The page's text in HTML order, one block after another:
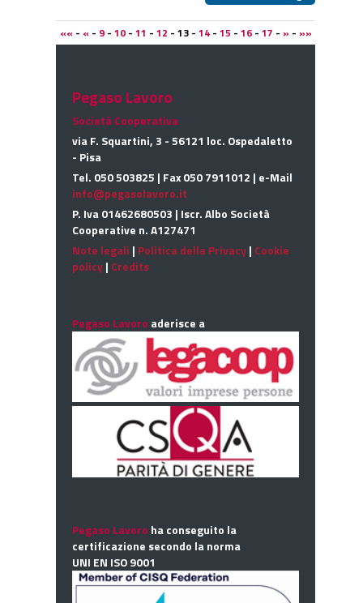
«« - « - 9- 10- 11 - 12 - 13- 14- 15 - 16- 17 - » - »»
Pegaso Lavoro
Società Cooperativa
via F. Squartini, 3 - 56121 loc. Ospedaletto
- Pisa
Tel. 050 503825 | Fax 050 7911012 | e-Mail
info@pegasolavoro.it
P. Iva 01462680503 | Iscr. Albo Società
Cooperative n. A127471
Note legali | Politica della Privacy | Cookie
policy | Credits
Pegaso Lavoro aderisce a
Pegaso Lavoro ha conseguito la
certificazione secondo la norma
UNI EN ISO 9001